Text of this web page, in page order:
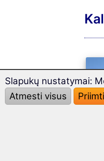
Slapukų nustatymai:
Atmesti visus